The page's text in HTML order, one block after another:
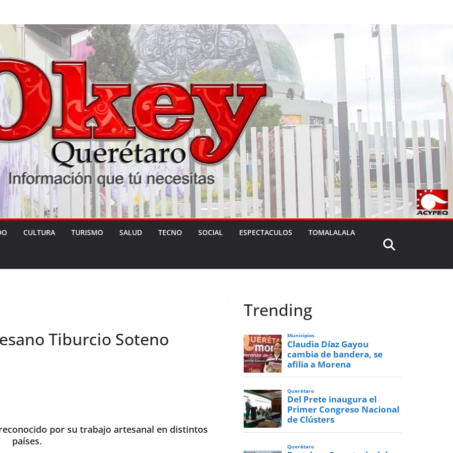
CULTURA TURISMO SALUD TECNO SOCIAL ESPECTACULOS TOMALALALA
Tiburcio Soteno
por su trabajo artesanal en distintos
países.
Trending
Municipios
Claudia Díaz Gayou
cambia de bandera, se
afilia a Morena
Querétaro
Del Prete inaugura el
Primer Congreso Nacional
de Clústers
Querétaro